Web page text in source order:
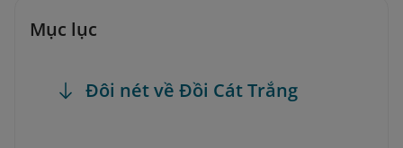
Mục lục
Đôi nét về Đồi Cát Trắng